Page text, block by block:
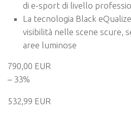
di e-sport di livello
La tecnologia Black
visibilità nelle scene scure,
aree luminose
790,00 EUR
– 33%
532,99 EUR